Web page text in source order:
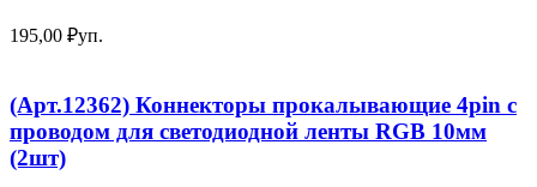
195,00 ₽уп.
(Арт.12362) Коннекторы прокалывающие 4pin с
проводом для светодиодной ленты RGB 10мм
(2шт)